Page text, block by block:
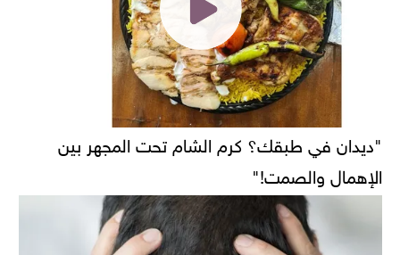
"ديدان في طبقك؟ كرم الشام تحت المجهر بين
الإهمال والصمت!"